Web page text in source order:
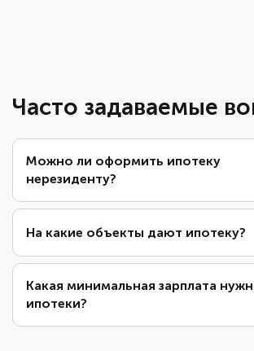
Часто задаваемые
Можно ли оформить ипотеку
нерезиденту?
На какие объекты дают ипотеку?
Какая минимальная зарплата
ипотеки?